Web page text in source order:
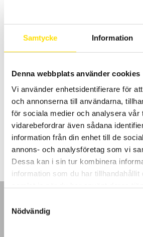
Samtycke Information
Denna webbplats använder cookies
Vi använder enhetsidentifierare för
och annonserna till användarna,
för sociala medier och analysera vår
vidarebefordrar även sådana
information från din enhet till de
annons- och analysföretag som vi
Dessa kan i sin tur kombinera
information som du har tillhandahållit
Nödvändig
OX9000 Scopix IV
multimeter som har effektmätning,
OX9302-BUS har även BUS-analys, för
förekommande databussarna. Med
WiFi och USB kommunikation samt
mjukvara för PC ingår.
28,900.00 kr – 59,500.00kr
28,900.00
59,500.00